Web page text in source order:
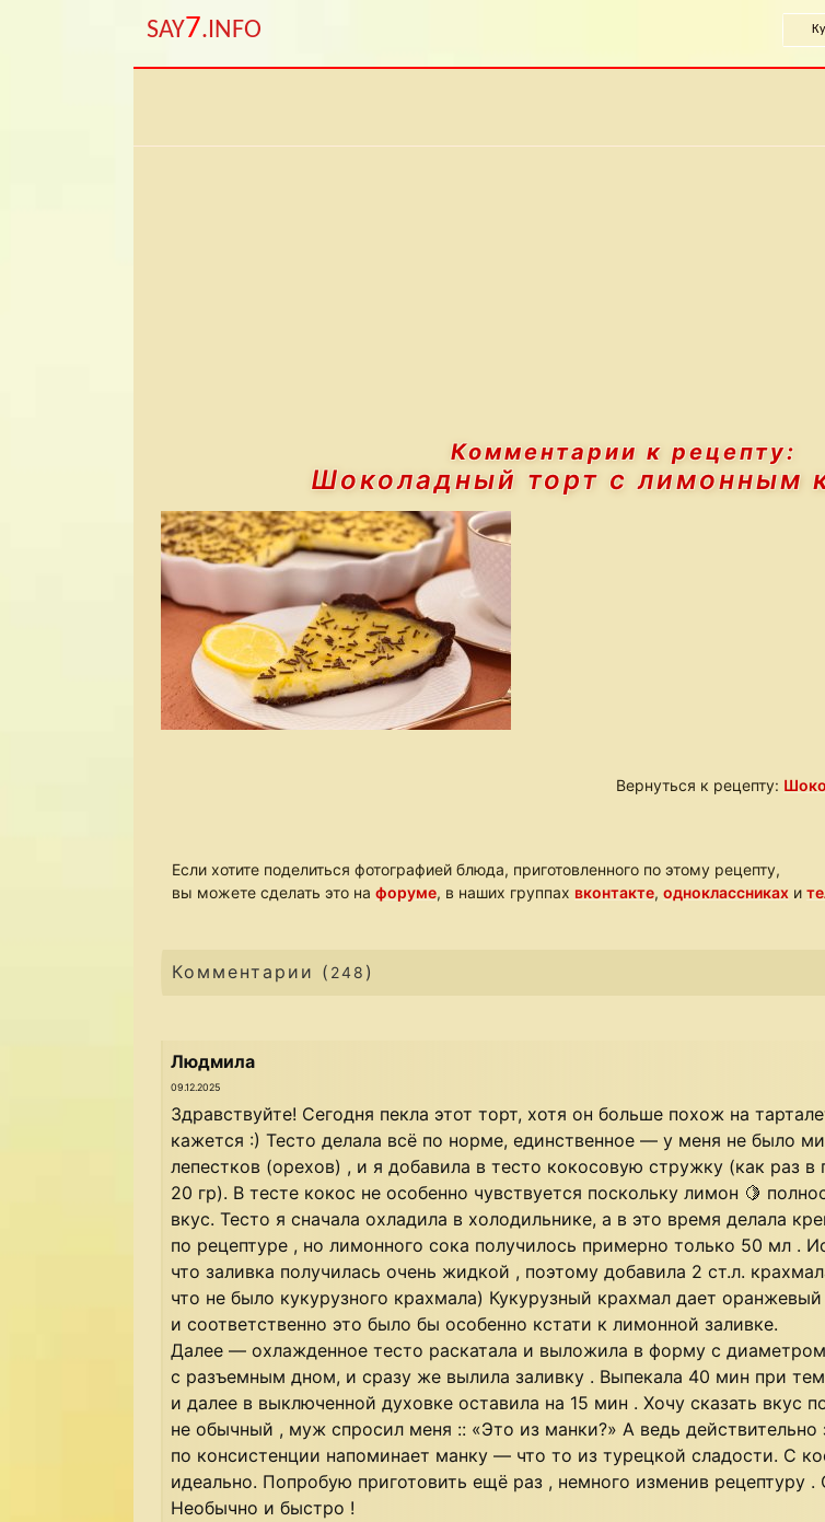
SAY7.INFO
Комментарии к рецепту:
Шоколадный торт с лимонным
Вернуться к рецепту:
Если хотите поделиться фотографией блюда, приготовленного по этому рецепту,
вы можете сделать это на форуме, в наших группах вконтакте, одноклассниках и
Комментарии ( 248 )
Людмила
09.12.2025
Здравствуйте! Сегодня пекла этот торт, хотя он больше похож на
кажется :) Тесто делала всё по норме, единственное — у меня не было
лепестков (орехов) , и я добавила в тесто кокосовую стружку (как раз в
20 гр). В тесте кокос не особенно чувствуется поскольку лимон 🍋
вкус. Тесто я сначала охладила в холодильнике, а в это время делала
по рецептуре , но лимонного сока получилось примерно только 50 мл .
что заливка получилась очень жидкой , поэтому добавила 2 ст.л.
что не было кукурузного крахмала) Кукурузный крахмал дает оранжевый
и соответственно это было бы особенно кстати к лимонной заливке.
Далее — охлажденное тесто раскатала и выложила в форму с
с разъемным дном, и сразу же вылила заливку . Выпекала 40 мин при
и далее в выключенной духовке оставила на 15 мин . Хочу сказать вкус
не обычный , муж спросил меня :: «Это из манки?» А ведь действительно
по консистенции напоминает манку — что то из турецкой сладости. С
идеально. Попробую приготовить ещё раз , немного изменив рецептуру
Необычно и быстро !